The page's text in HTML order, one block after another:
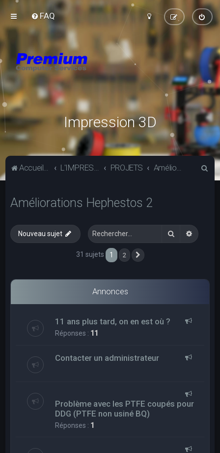
FAQ
Impression 3D
Accueil du forum L'IMPRESSION 3D PROJETS Améliorations Hephestos 2
Améliorations Hephestos 2
Nouveau sujet Rechercher
31 sujets 1 2
Annonces
11 ans plus tard, on en est où ?
Réponses : 11
Contacter un administrateur
Problème avec les PTFE coupés pour
DDG (PTFE non usiné BQ)
Réponses : 1